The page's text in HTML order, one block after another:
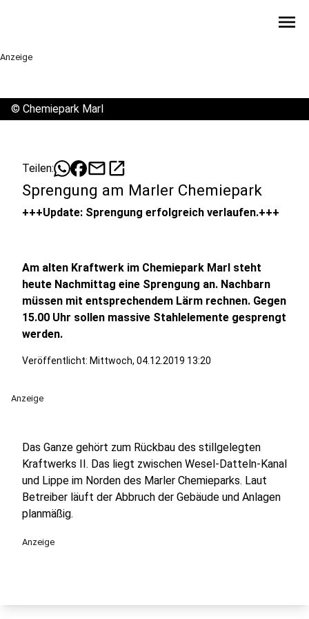
menu
Anzeige
© Chemiepark Marl
Teilen: mailopen_in_new
Sprengung am Marler Chemiepark
+++Update: Sprengung erfolgreich verlaufen.+++
Am alten Kraftwerk im Chemiepark Marl steht
heute Nachmittag eine Sprengung an. Nachbarn
müssen mit entsprechendem Lärm rechnen. Gegen
15.00 Uhr sollen massive Stahlelemente gesprengt
werden.
Veröffentlicht: Mittwoch, 04.12.2019 13:20
Anzeige
Das Ganze gehört zum Rückbau des stillgelegten
Kraftwerks II. Das liegt zwischen Wesel-Datteln-Kanal
und Lippe im Norden des Marler Chemieparks. Laut
Betreiber läuft der Abbruch der Gebäude und Anlagen
planmäßig.
Anzeige